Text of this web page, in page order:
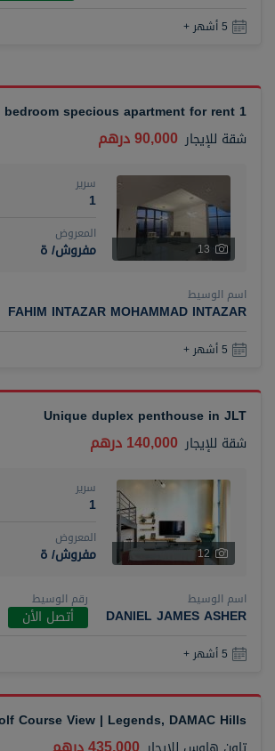
5 أشهر +
1 bedroom specious apartment for rent
شقة للإيجار 90,000 درهم
13
سرير
1
المعروض
مفروش/ ة
اسم الوسيط
FAHIM INTAZAR MOHAMMAD INTAZAR
5 أشهر +
Unique duplex penthouse in JLT
شقة للإيجار 140,000 درهم
12
سرير
1
المعروض
مفروش/ ة
اسم الوسيط
DANIEL JAMES ASHER
رقم الوسيط
أتصل الأن
5 أشهر +
Course View | Legends, DAMAC Hills